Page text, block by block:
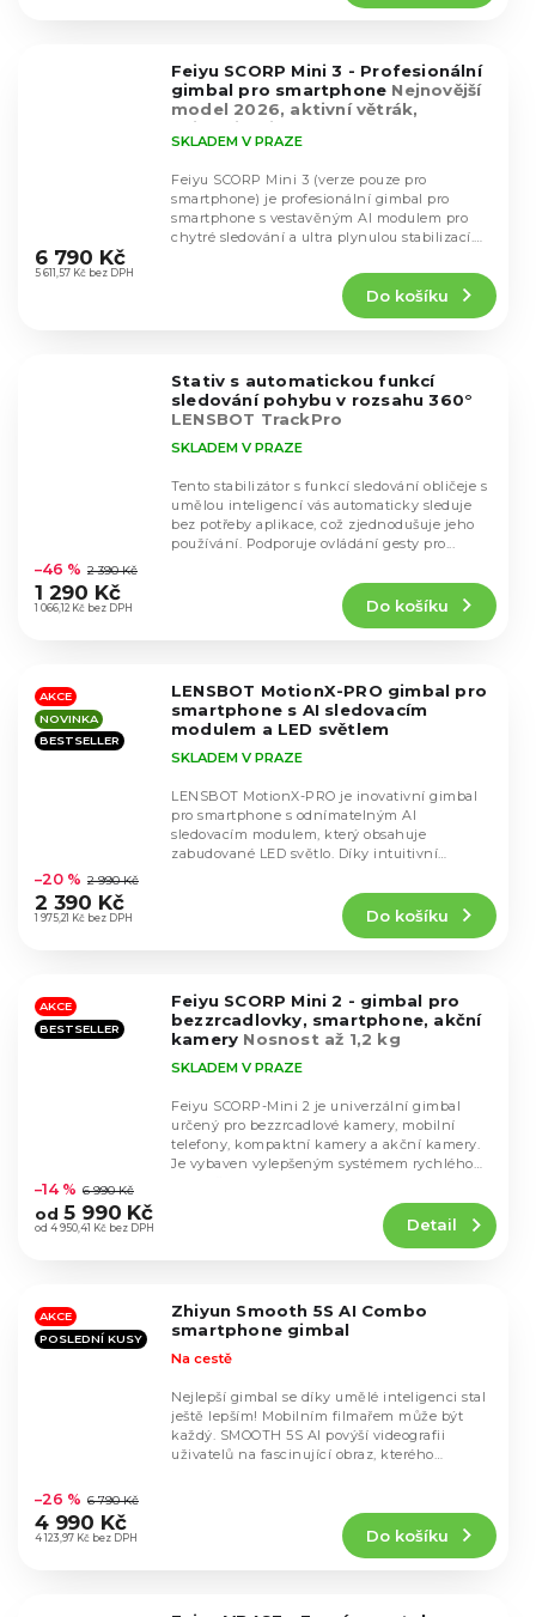
Feiyu SCORP Mini 3 - Profesionální
gimbal pro smartphone Nejnovější
model 2026, aktivní větrák,
nejkvalitnější motory
hodnocení
produktu
SKLADEM V PRAZE
5 611,57 Kč bez DPH
6 790 Kč
Do košíku
Feiyu SCORP Mini 3 (verze pouze pro
smartphone) je profesionální gimbal pro
smartphone s vestavěným AI modulem pro
chytré sledování a ultra plynulou stabilizací.
Stativ s automatickou funkcí
sledování pohybu v rozsahu 360°
LENSBOT TrackPro
hodnocení
produktu
je
hvězdiček.
SKLADEM V PRAZE
1 066,12 Kč bez DPH
–46 % 2 390 Kč
1 290 Kč
Do košíku
Tento stabilizátor s funkcí sledování obličeje s
umělou inteligencí vás automaticky sleduje
bez potřeby aplikace, což zjednodušuje jeho
používání. Podporuje ovládání gesty pro...
AKCE
NOVINKA
BESTSELLER
LENSBOT MotionX-PRO gimbal pro
smartphone s AI sledovacím
modulem a LED světlem
hodnocení
produktu
je
hvězdiček.
SKLADEM V PRAZE
1 975,21 Kč bez DPH
–20 % 2 990 Kč
2 390 Kč
Do košíku
LENSBOT MotionX-PRO je inovativní gimbal
pro smartphone s odnímatelným AI
sledovacím modulem, který obsahuje
zabudované LED světlo. Díky intuitivní
AKCE
BESTSELLER
Feiyu SCORP Mini 2 - gimbal pro
bezzrcadlovky, smartphone, akční
kamery Nosnost až 1,2 kg
hodnocení
produktu
je
hvězdiček.
SKLADEM V PRAZE
od 4 950,41 Kč bez DPH
–14 % 6 990 Kč
od 5 990 Kč Detail
Feiyu SCORP-Mini 2 je univerzální gimbal
určený pro bezzrcadlové kamery, mobilní
telefony, kompaktní kamery a akční kamery.
Je vybaven vylepšeným systémem rychlého
AKCE
POSLEDNÍ KUSY
Zhiyun Smooth 5S AI Combo
smartphone gimbal
hodnocení
produktu
je
Na cestě
4 123,97 Kč bez DPH
–26 % 6 790 Kč
4 990 Kč
Do košíku
Nejlepší gimbal se díky umělé inteligenci stal
ještě lepším! Mobilním filmařem může být
každý. SMOOTH 5S AI povýší videografii
uživatelů na fascinující obraz, kterého